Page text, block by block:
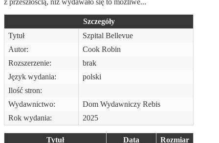
Szczegóły
Tytuł
Szpital Bellevue
Autor:
Cook Robin
Rozszerzenie:
brak
Język wydania:
polski
Ilość stron:
Wydawnictwo:
Dom Wydawniczy Rebis
Rok wydania:
2025
Tytuł
Data
Rozmiar